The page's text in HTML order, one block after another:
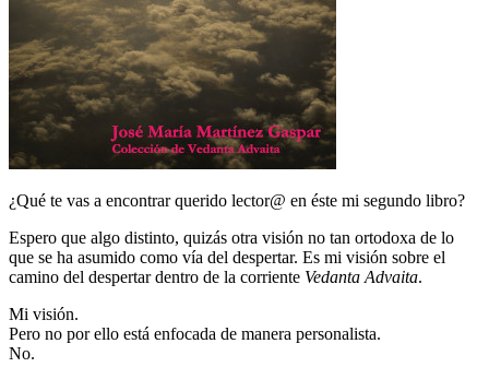
¿Qué te vas a encontrar querido lector@ en éste mi segundo libro?
Espero que algo distinto, quizás otra visión no tan ortodoxa de lo
que se ha asumido como vía del despertar. Es mi visión sobre el
camino del despertar dentro de la corriente Vedanta Advaita.
Mi visión.
Pero no por ello está enfocada de manera personalista.
No.